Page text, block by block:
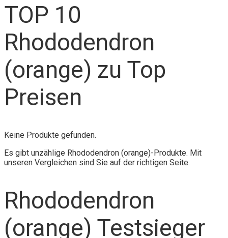
TOP 10
Rhododendron
(orange) zu Top
Preisen
Keine Produkte gefunden.
Es gibt unzählige Rhododendron (orange)-Produkte. Mit
unseren Vergleichen sind Sie auf der richtigen Seite.
Rhododendron
(orange) Testsieger